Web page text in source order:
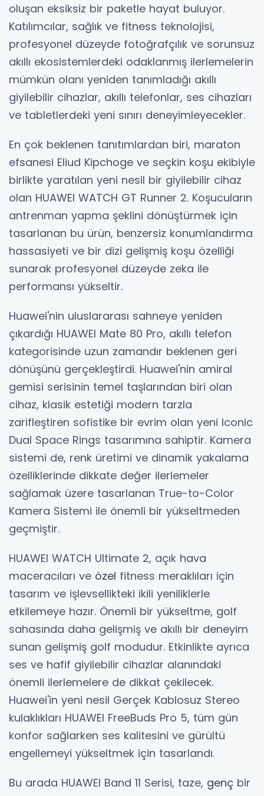
oluşan eksiksiz bir paketle hayat buluyor.
Katılımcılar, sağlık ve fitness teknolojisi,
profesyonel düzeyde fotoğrafçılık ve sorunsuz
akıllı ekosistemlerdeki odaklanmış ilerlemelerin
mümkün olanı yeniden tanımladığı akıllı
giyilebilir cihazlar, akıllı telefonlar, ses cihazları
ve tabletlerdeki yeni sınırı deneyimleyecekler.
En çok beklenen tanıtımlardan biri, maraton
efsanesi Eliud Kipchoge ve seçkin koşu ekibiyle
birlikte yaratılan yeni nesil bir giyilebilir cihaz
olan HUAWEI WATCH GT Runner 2. Koşucuların
antrenman yapma şeklini dönüştürmek için
tasarlanan bu ürün, benzersiz konumlandırma
hassasiyeti ve bir dizi gelişmiş koşu özelliği
sunarak profesyonel düzeyde zeka ile
performansı yükseltir.
Huawei'nin uluslararası sahneye yeniden
çıkardığı HUAWEI Mate 80 Pro, akıllı telefon
kategorisinde uzun zamandır beklenen geri
dönüşünü gerçekleştirdi. Huawei'nin amiral
gemisi serisinin temel taşlarından biri olan
cihaz, klasik estetiği modern tarzla
zarifleştiren sofistike bir evrim olan yeni Iconic
Dual Space Rings tasarımına sahiptir. Kamera
sistemi de, renk üretimi ve dinamik yakalama
özelliklerinde dikkate değer ilerlemeler
sağlamak üzere tasarlanan True-to-Color
Kamera Sistemi ile önemli bir yükseltmeden
geçmiştir.
HUAWEI WATCH Ultimate 2, açık hava
maceracıları ve özel fitness meraklıları için
tasarım ve işlevsellikteki ikili yeniliklerle
etkilemeye hazır. Önemli bir yükseltme, golf
sahasında daha gelişmiş ve akıllı bir deneyim
sunan gelişmiş golf modudur. Etkinlikte ayrıca
ses ve hafif giyilebilir cihazlar alanındaki
önemli ilerlemelere de dikkat çekilecek.
Huawei'in yeni nesil Gerçek Kablosuz Stereo
kulaklıkları HUAWEI FreeBuds Pro 5, tüm gün
konfor sağlarken ses kalitesini ve gürültü
engellemeyi yükseltmek için tasarlandı.
Bu arada HUAWEI Band 11 Serisi, taze, genç bir